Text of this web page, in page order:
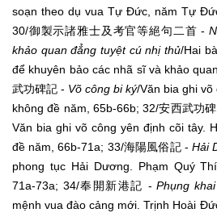
soạn theo dụ vua Tự Đức, năm Tự
30/御製示諸雅士及考官等絕句二首 -
khảo quan đẳng tuyệt cú nhị thủ/Hai
để khuyên bảo các nhã sĩ và khảo
武功碑記 - Võ công bi ký/Văn bia ghi võ
không đề năm, 65b-66b; 32/安西武功
Văn bia ghi võ công yên định cõi tây.
đề năm, 66b-71a; 33/海陽風俗記 -Hải
phong tục Hải Dương. Phạm Quý
71a-73a; 34/奉開新港記 -Phụng
mệnh vua đào cảng mới. Trịnh Hoài